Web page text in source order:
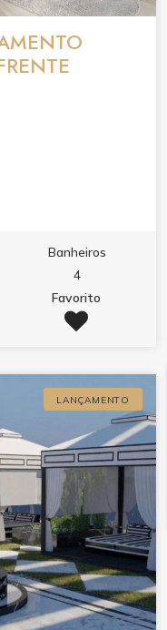
Banheiros
4
Favorito
LANÇAMENTO